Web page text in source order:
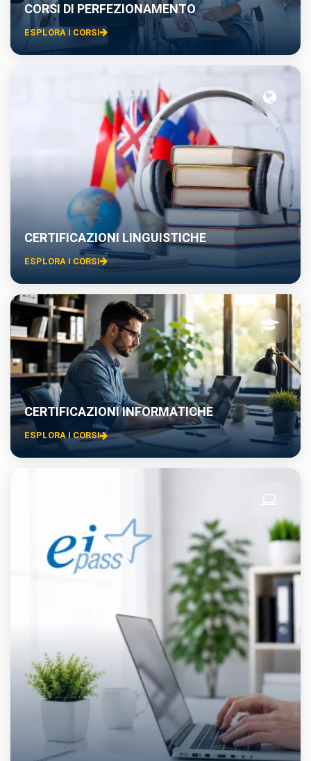
CORSI DI PERFEZIONAMENTO
ESPLORA I CORSI
CERTIFICAZIONI LINGUISTICHE
ESPLORA I CORSI
CERTIFICAZIONI INFORMATICHE
ESPLORA I CORSI